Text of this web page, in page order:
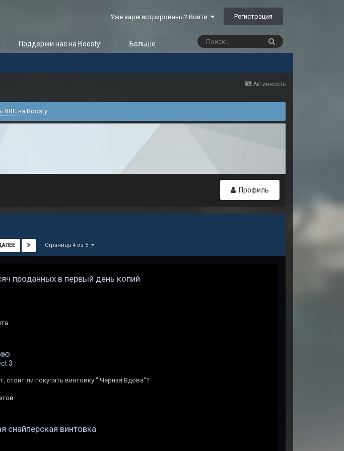
Уже зарегистрированы? Войти Регистрация
Поддержи нас на Boosty! Больше
Активность
BRC на Boosty
Профиль
Страница 4 из 5
проданных в первый день копий
3
стоит ли покупать винтовку " Черная Вдова"?
снайперская винтовка